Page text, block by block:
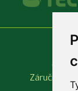
Záruční a